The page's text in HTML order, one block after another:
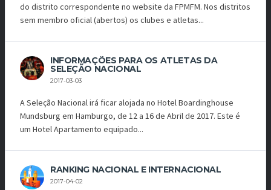
do distrito correspondente no website da FPMFM. Nos distritos
sem membro oficial (abertos) os clubes e atletas...
INFORMAÇÕES PARA OS ATLETAS DA
SELEÇÃO NACIONAL
2017-03-03
A Seleção Nacional irá ficar alojada no Hotel Boardinghouse
Mundsburg em Hamburgo, de 12 a 16 de Abril de 2017. Este é
um Hotel Apartamento equipado...
RANKING NACIONAL E INTERNACIONAL
2017-04-02